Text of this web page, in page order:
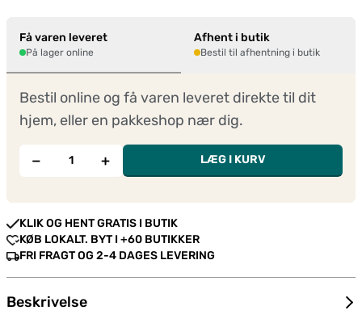
Få varen leveret
På lager online
Afhent i butik
Bestil til afhentning i butik
Bestil online og få varen leveret direkte til dit
hjem, eller en pakkeshop nær dig.
− + LÆG I KURV
KLIK OG HENT GRATIS I BUTIK
KØB LOKALT. BYT I +60 BUTIKKER
FRI FRAGT OG 2-4 DAGES LEVERING
Beskrivelse